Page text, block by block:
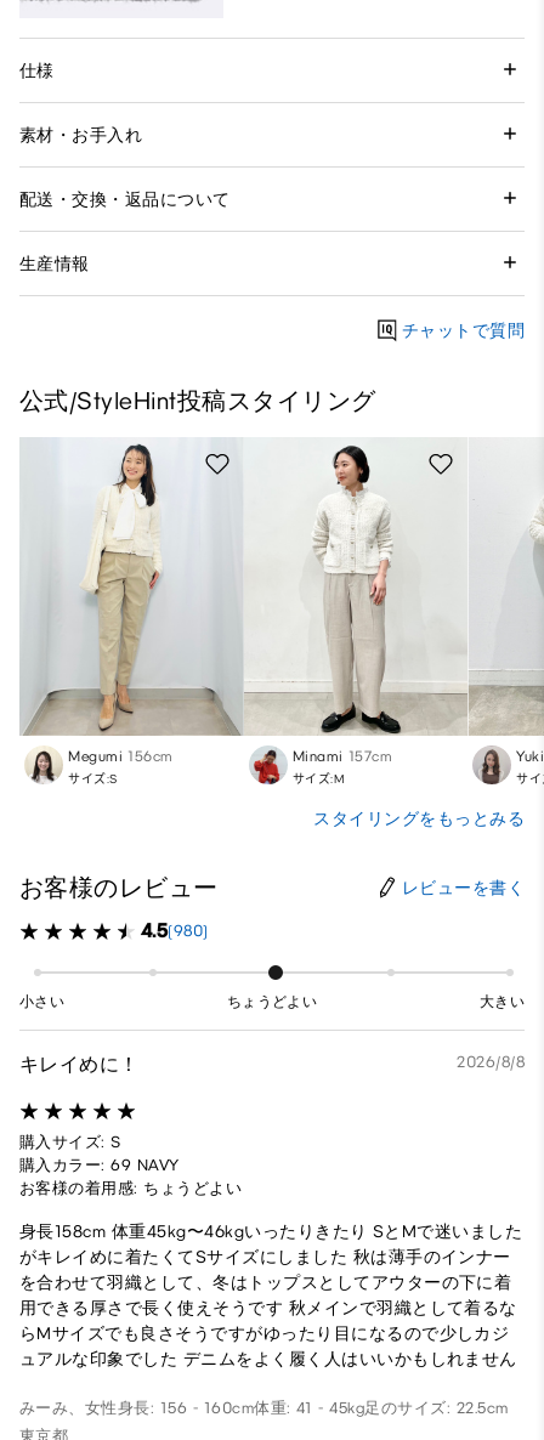
仕様
素材・お手入れ
配送・交換・返品について
生産情報
チャットで質問
公式/StyleHint投稿スタイリング
Megumi 156cm
サイズ:S
Minami 157cm
サイズ:M
Yuki
サ
スタイリングをもっとみる
お客様のレビュー レビューを書く
4.5(980)
小さい ちょうどよい 大きい
キレイめに！ 2026/8/8
購入サイズ: S
購入カラー: 69 NAVY
お客様の着用感: ちょうどよい
身長158cm 体重45kg〜46kgいったりきたり SとMで迷いました
がキレイめに着たくてSサイズにしました 秋は薄手のインナー
を合わせて羽織として、冬はトップスとしてアウターの下に着
用できる厚さで長く使えそうです 秋メインで羽織として着るな
らMサイズでも良さそうですがゆったり目になるので少しカジ
ュアルな印象でした デニムをよく履く人はいいかもしれません
みーみ、 女性身長: 156 - 160cm体重: 41 - 45kg足のサイズ: 22.5cm
東京都